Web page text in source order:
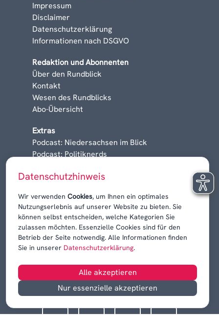
Datenschutzhinweis
Wir verwenden Cookies, um Ihnen ein optimales
Nutzungserlebnis auf unserer Website zu bieten. Sie
können selbst entscheiden, welche Kategorien Sie
zulassen möchten. Essenzielle Cookies sind für den
Betrieb der Seite notwendig. Alle Informationen finden
Sie in unserer Datenschutzerklärung.
Alle akzeptieren
Nur essenzielle akzeptieren
Impressum
Disclaimer
Datenschutzerklärung
Informationen nach DSGVO
Redaktion und Abonnenten
Über den Rundblick
Kontakt
Wesen des Rundblicks
Abo-Übersicht
Extras
Podcast: Niedersachsen im Blick
Podcast: Politiknerds
Karrieren, Krisen & Kontroversen